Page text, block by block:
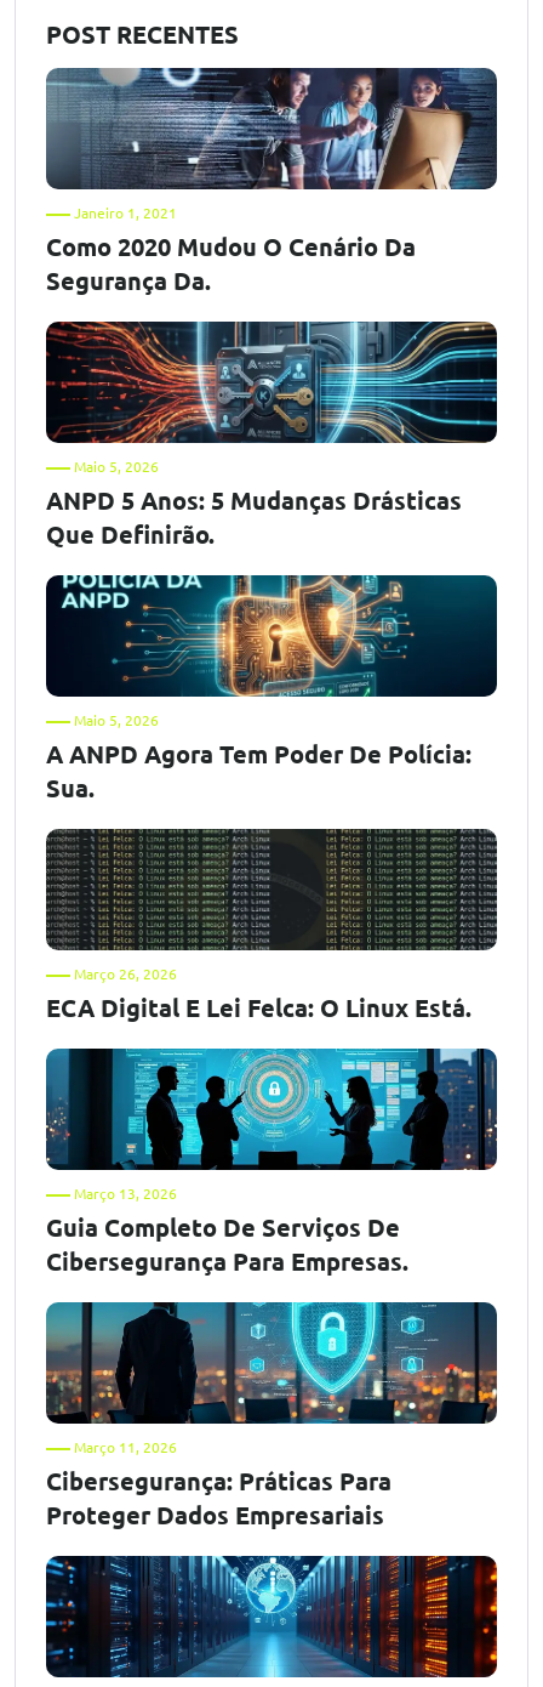
POST RECENTES
Janeiro 1, 2021
Como 2020 Mudou O Cenário Da
Segurança Da.
Maio 5, 2026
ANPD 5 Anos: 5 Mudanças Drásticas
Que Definirão.
Maio 5, 2026
A ANPD Agora Tem Poder De Polícia:
Sua.
Março 26, 2026
ECA Digital E Lei Felca: O Linux Está.
Março 13, 2026
Guia Completo De Serviços De
Cibersegurança Para Empresas.
Março 11, 2026
Cibersegurança: Práticas Para
Proteger Dados Empresariais